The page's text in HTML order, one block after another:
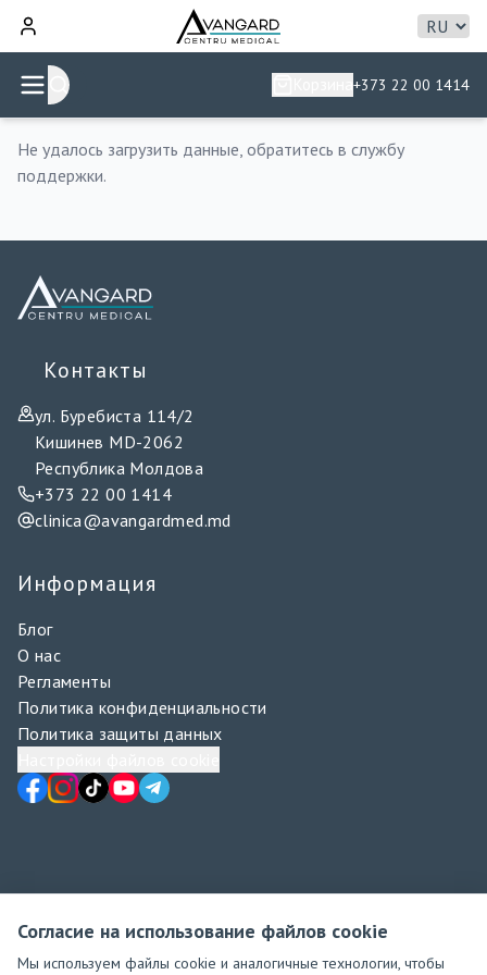
+373 22 00 1414
Не удалось загрузить данные, обратитесь в службу
поддержки.
Контакты
ул. Буребиста 114/2
Кишинев MD-2062
Республика Молдова
+373 22 00 1414
clinica@avangardmed.md
Информация
Блог
О нас
Регламенты
Политика конфиденциальности
Политика защиты данных
Согласие на использование файлов cookie
Мы используем файлы cookie и аналогичные технологии, чтобы